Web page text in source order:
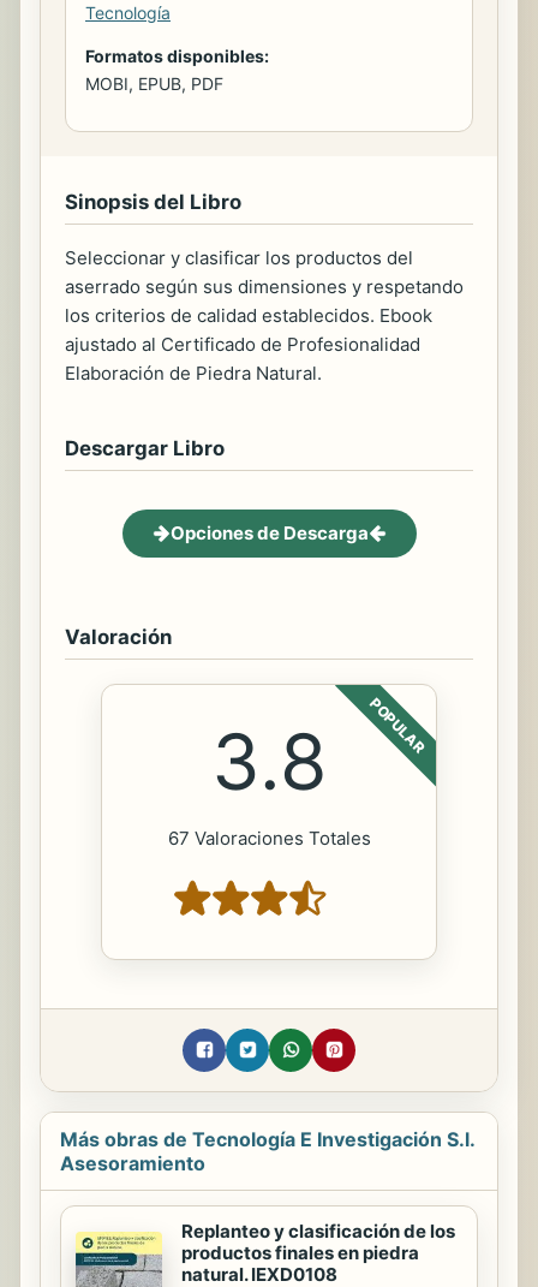
Tecnología
Formatos disponibles:
MOBI, EPUB, PDF
Sinopsis del Libro
Seleccionar y clasificar los productos del
aserrado según sus dimensiones y respetando
los criterios de calidad establecidos. Ebook
ajustado al Certificado de Profesionalidad
Elaboración de Piedra Natural.
Descargar Libro
Opciones de Descarga
Valoración
POPULAR
3.8
67 Valoraciones Totales
Más obras de Tecnología E Investigación S.l.
Asesoramiento
Replanteo y clasificación de los
productos finales en piedra
natural. IEXD0108